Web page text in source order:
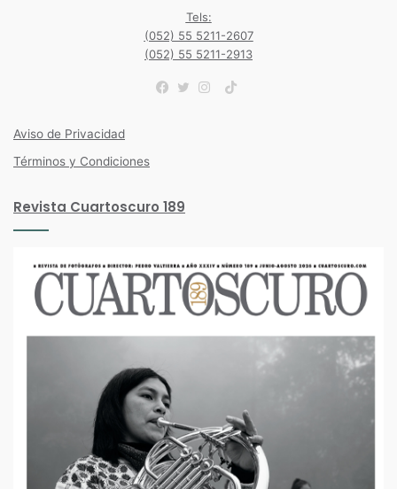
Tels:
(052) 55 5211-2607
(052) 55 5211-2913
TikTok
Aviso de Privacidad
Términos y Condiciones
Revista Cuartoscuro 189